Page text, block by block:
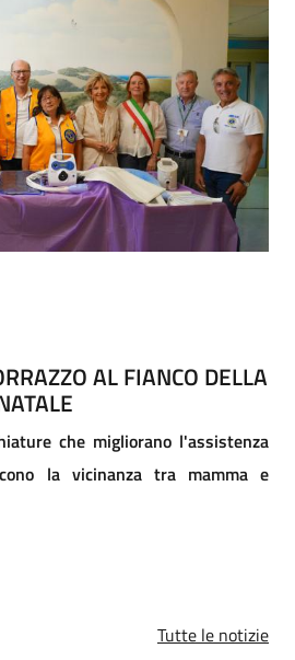
AI BAMBINI
PUÒ CAMBIARE UNA
Tutte le notizie